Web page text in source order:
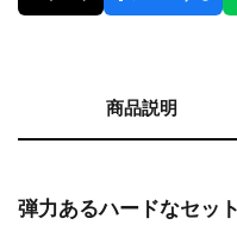
商品説明
弾力あるハードなセッ